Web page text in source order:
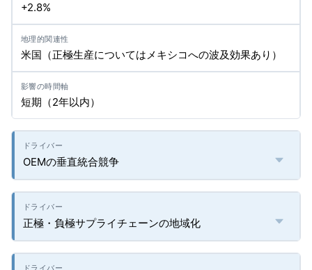
+2.8%
米国（正極生産についてはメキシコへの波及効果あり）
短期（2年以内）
OEMの垂直統合競争
正極・負極サプライチェーンの地域化